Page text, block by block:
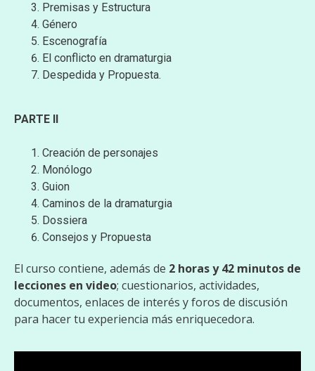
Premisas y Estructura
Género
Escenografía
El conflicto en dramaturgia
Despedida y Propuesta.
PARTE II
Creación de personajes
Monólogo
Guion
Caminos de la dramaturgia
Dossiera
Consejos y Propuesta
El curso contiene, además de 2 horas y 42 minutos de
lecciones en video; cuestionarios, actividades,
documentos, enlaces de interés y foros de discusión
para hacer tu experiencia más enriquecedora.